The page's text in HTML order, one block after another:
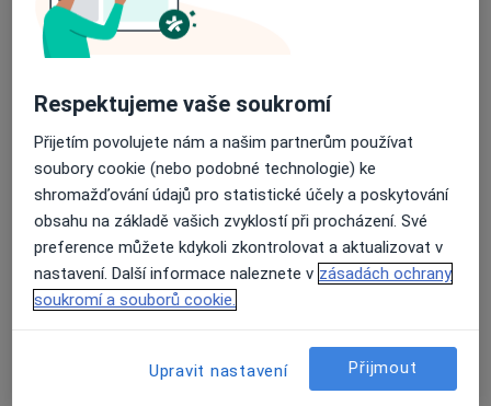
Diagnostické vyšetření
Detaily
Operace šlachy
Detaily
Ortopedická chirurgie
Respektujeme vaše soukromí
Přijetím povolujete nám a našim partnerům používat
soubory cookie (nebo podobné technologie) ke
shromažďování údajů pro statistické účely a poskytování
obsahu na základě vašich zvyklostí při procházení. Své
preference můžete kdykoli zkontrolovat a aktualizovat v
nastavení. Další informace naleznete v zásadách ochrany
soukromí a souborů cookie.
Upravit nastavení Přijmout